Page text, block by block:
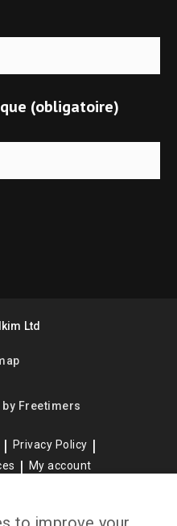
(obligatoire)
Ltd
Freetimers
Privacy Policy
My account